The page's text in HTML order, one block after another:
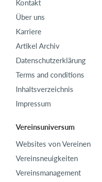
Kontakt
Über uns
Karriere
Artikel Archiv
Datenschutzerklärung
Terms and conditions
Inhaltsverzeichnis
Impressum
Vereinsuniversum
Websites von Vereinen
Vereinsneuigkeiten
Vereinsmanagement